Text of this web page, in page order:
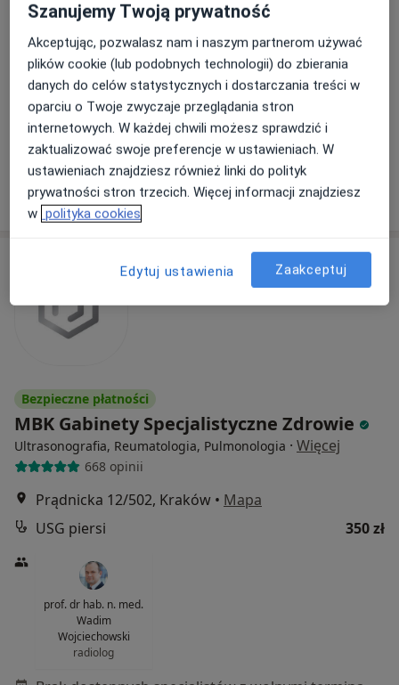
USG piersi
dr n. med. Barbara
Grabowska
hematolog
Pokaż profil
Bezpieczne płatności
MBK Gabinety Specjalistyczne Zdrowie
Ultrasonografia, Reumatologia, Pulmonologia · Więcej
668 opinii
Prądnicka 12/502, Kraków • Mapa
USG piersi
350 zł
prof. dr hab. n. med.
Wadim
Wojciechowski
radiolog
Szanujemy Twoją prywatność
Akceptując, pozwalasz nam i naszym partnerom używać
plików cookie (lub podobnych technologii) do zbierania
danych do celów statystycznych i dostarczania treści w
oparciu o Twoje zwyczaje przeglądania stron
internetowych. W każdej chwili możesz sprawdzić i
zaktualizować swoje preferencje w ustawieniach. W
ustawieniach znajdziesz również linki do polityk
prywatności stron trzecich. Więcej informacji znajdziesz
w polityka cookies
Edytuj ustawienia Zaakceptuj